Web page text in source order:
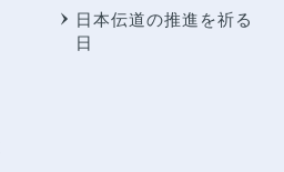
日本伝道の推進を祈る
日